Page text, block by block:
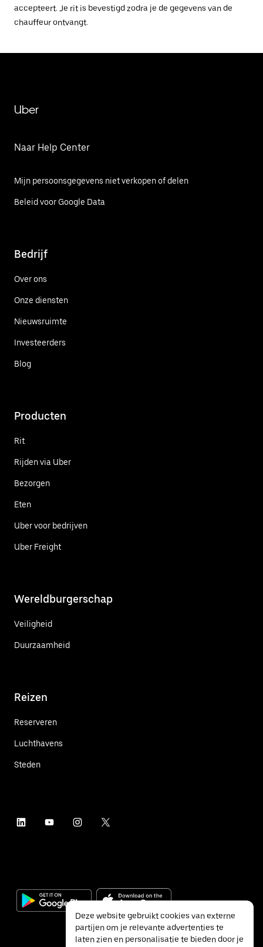
accepteert. Je rit is bevestigd zodra je de gegevens van de
chauffeur ontvangt.
Uber
Naar Help Center
Mijn persoonsgegevens niet verkopen of delen
Beleid voor Google Data
Bedrijf
Over ons
Onze diensten
Nieuwsruimte
Investeerders
Blog
Producten
Rit
Rijden via Uber
Bezorgen
Eten
Uber voor bedrijven
Uber Freight
Wereldburgerschap
Veiligheid
Duurzaamheid
Reizen
Reserveren
Luchthavens
Steden
Deze website gebruikt cookies van externe
partijen om je relevante advertenties te
laten zien en personalisatie te bieden door je